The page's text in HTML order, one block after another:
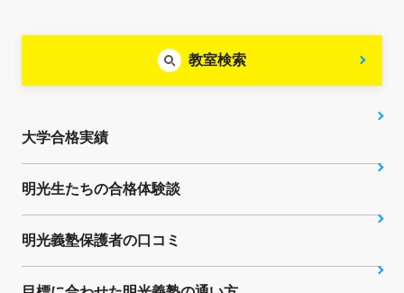
教室検索
大学合格実績
明光生たちの合格体験談
明光義塾保護者の口コミ